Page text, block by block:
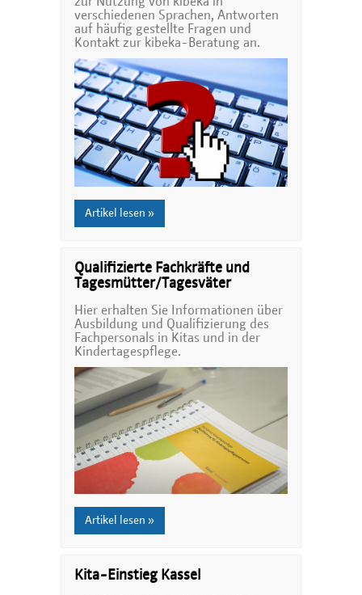
verschiedenen Sprachen, Antworten
auf häufig gestellte Fragen und
Kontakt zur kibeka-Beratung an.
Artikel lesen »
Qualifizierte Fachkräfte und
Tagesmütter/Tagesväter
Hier erhalten Sie Informationen über
Ausbildung und Qualifizierung des
Fachpersonals in Kitas und in der
Kindertagespflege.
Artikel lesen »
Kita-Einstieg Kassel